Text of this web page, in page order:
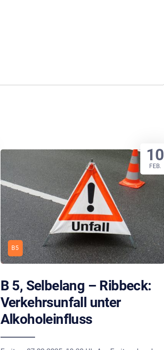
B5
B 5, Selbelang – Ribbeck:
Verkehrsunfall unter
Alkoholeinfluss
10
FEB.